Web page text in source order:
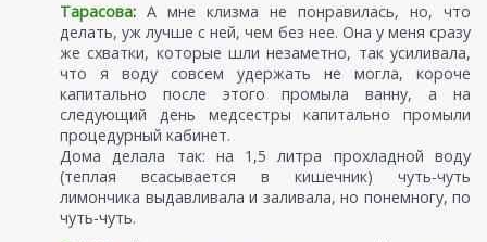
Тарасова: А мне клизма не понравилась, но, что
делать, уж лучше с ней, чем без нее. Она у меня сразу
же схватки, которые шли незаметно, так усиливала,
что я воду совсем удержать не могла, короче
капитально после этого промыла ванну, а на
следующий день медсестры капитально промыли
процедурный кабинет.
Дома делала так: на 1,5 литра прохладной воду
(теплая всасывается в кишечник) чуть-чуть
лимончика выдавливала и заливала, но понемногу, по
чуть-чуть.